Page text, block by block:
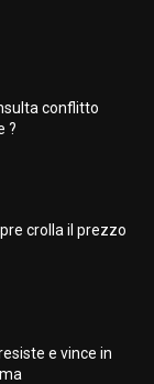
conflitto
?
crolla il prezzo
e vince in